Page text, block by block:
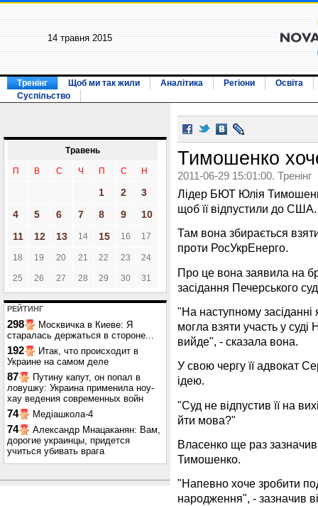
14 травня 2015
Тренінг Щоб ми так жили Аналітика Регіони
Освіта
Суспільство
Травень
П В С Ч П С Н
1 2
3
4
5 6 7 8 9
10
11
12 13 14 15 16 17
18 19 20 21 22 23 24
25 26 27 28 29 30 31
РЕЙТИНГ
298
Москвичка в Киеве: Я
старалась держаться в стороне...
192
Итак, что происходит в
Украине на самом деле
87
Путину капут, он попал в
ловушку: Украина применила ноу-
хау ведения современных войн
74 Медіашкола-4
74
Александр Мнацаканян: Вам,
дорогие украинцы, придется
учиться убивать врага
Тимошенко
2011-06-29 15:01:00. Тренінг
Лідер БЮТ Юлія
щоб її відпустили до США.
Там вона збирається
проти РосУкрЕнерго.
Про це вона заявила на
засідання Печерського
"На наступному
могла взяти участь у
вийде", - сказала вона.
У свою чергу її адвокат
ідею.
"Суд не відпустив її на
йти мова?"
Власенко ще раз
Тимошенко.
"Напевно хоче зробити
народження", - зазначив